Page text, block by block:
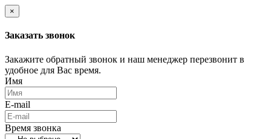
×
Заказать звонок
Закажите обратный звонок и наш менеджер перезвонит в
удобное для Вас время.
Имя
E-mail
Время звонка